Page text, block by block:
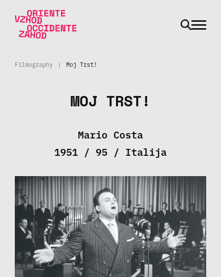
odpri
Filmography | Moj Trst!
MOJ TRST!
Mario Costa
1951 / 95 / Italija